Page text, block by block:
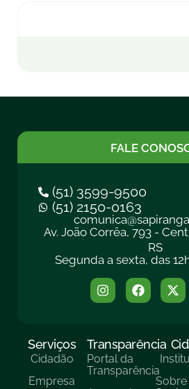
FALE
(51) 3599-9500
(51) 2150-0163
Av. João Corrêa, 793 -
RS
Segunda a sexta, das
Serviços
Cidadão
Empresa
Transparência
Portal da
Transparência
Sobre